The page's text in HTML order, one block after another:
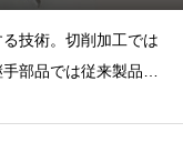
技術。切削加工では
部品では従来製品は